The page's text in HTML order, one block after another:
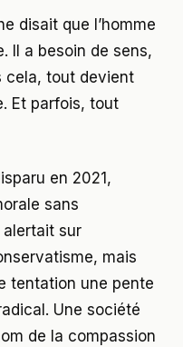
disait que l’homme
Il a besoin de sens,
cela, tout devient
Et parfois, tout
en 2021,
sans
sur
mais
tentation une pente
Une société
de la compassion